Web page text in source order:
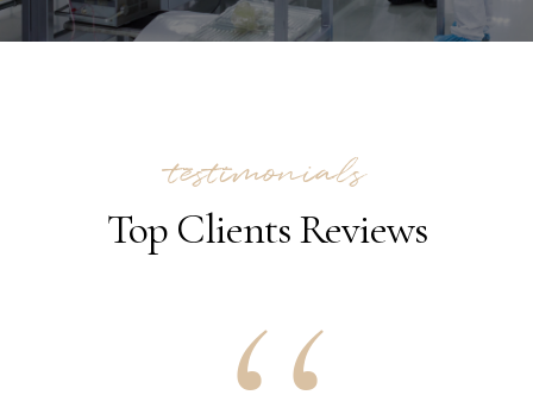
testimonials
Top Clients Reviews